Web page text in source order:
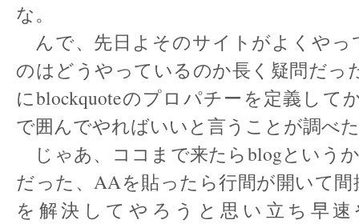
な。
んで、先日よそのサイトがよくやっ
のはどうやっているのか長く疑問だっ
にblockquoteのプロパチーを定義して
で囲んでやればいいと言うことが調べ
じゃあ、ココまで来たらblogという
だった、AAを貼ったら行間が開いて
を解決してやろうと思い立ち早